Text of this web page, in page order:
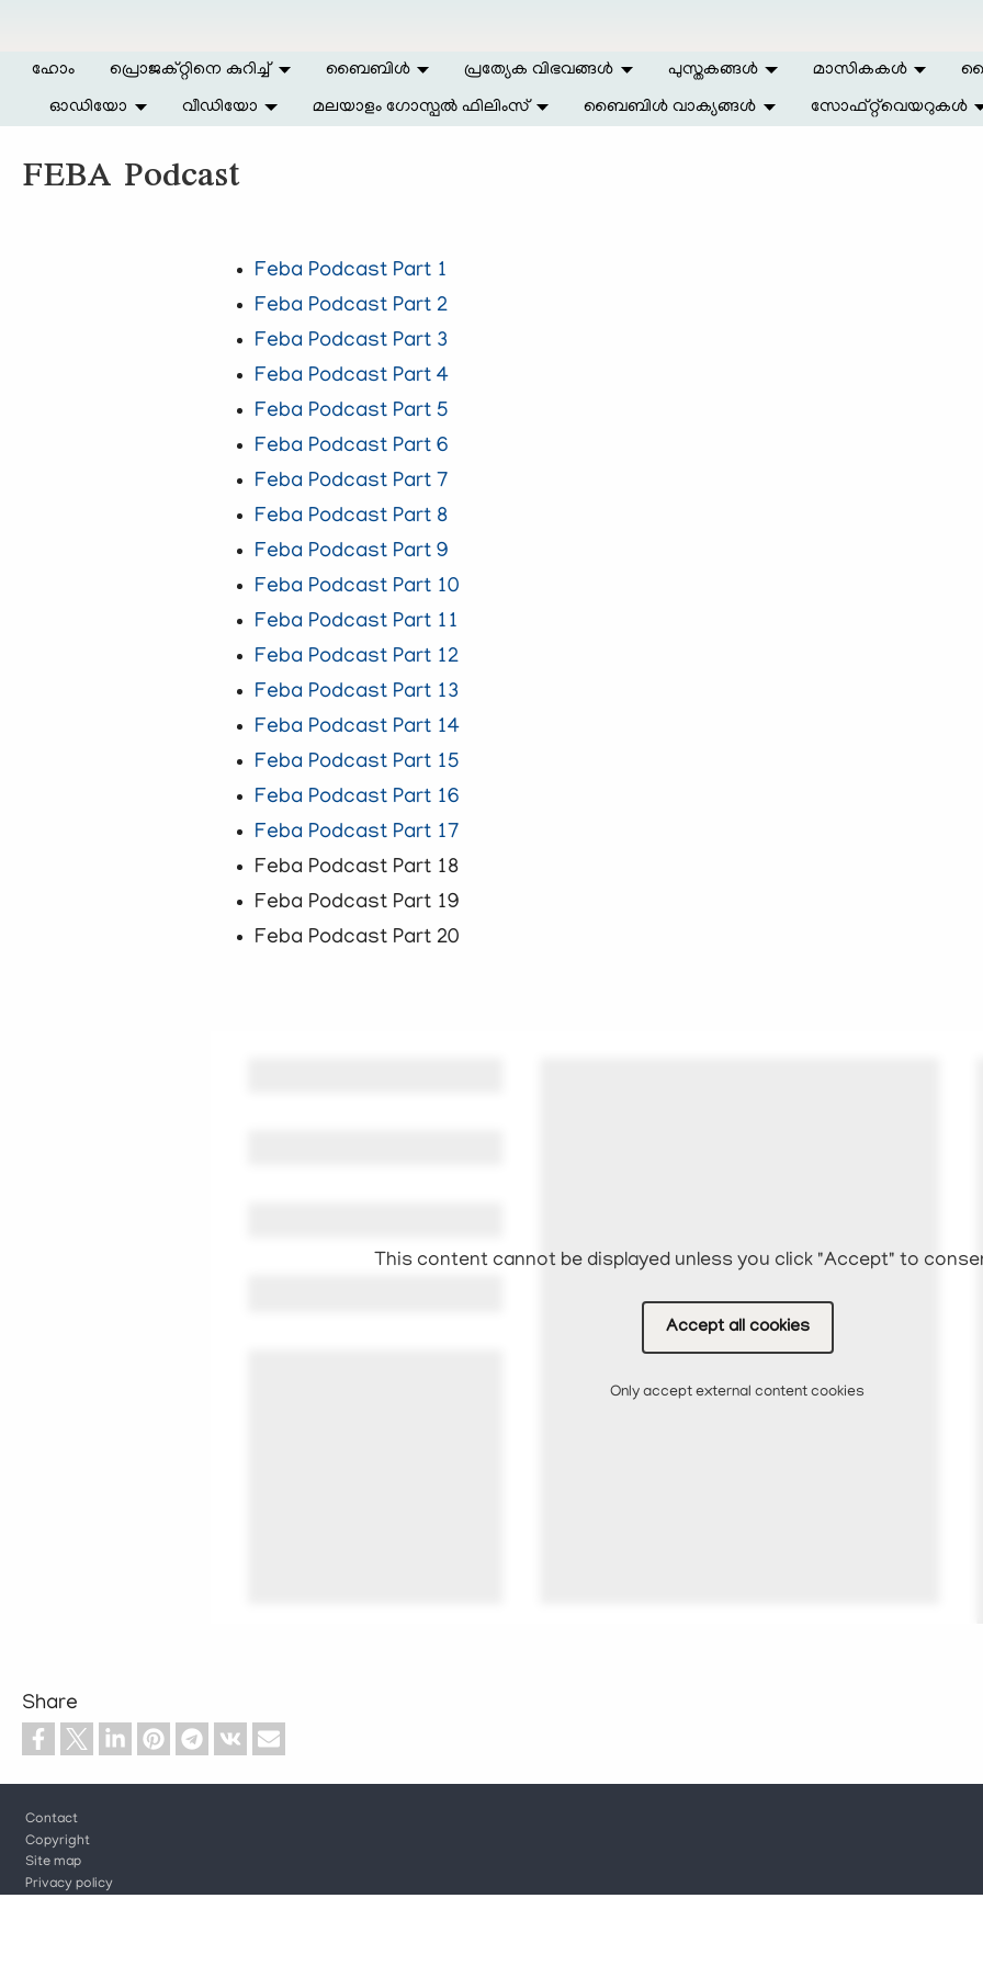
ഹോം പ്രൊജക്റ്റിനെ കുറിച്ച് ബൈബിള്‍ പ്രത്യേക വിഭവങ്ങള്‍ പുസ്തകങ്ങള്‍ മാസികകള്‍
ഓഡിയോ
വീഡിയോ മലയാളം ഗോസ്പൽ ഫിലിംസ് ബൈബിള്‍ വാക്യങ്ങള്‍ സോഫ്റ്റ്‌വെയറുകള്‍
FEBA Podcast
Feba Podcast Part 1
Feba Podcast Part 2
Feba Podcast Part 3
Feba Podcast Part 4
Feba Podcast Part 5
Feba Podcast Part 6
Feba Podcast Part 7
Feba Podcast Part 8
Feba Podcast Part 9
Feba Podcast Part 10
Feba Podcast Part 11
Feba Podcast Part 12
Feba Podcast Part 13
Feba Podcast Part 14
Feba Podcast Part 15
Feba Podcast Part 16
Feba Podcast Part 17
Feba Podcast Part 18
Feba Podcast Part 19
Feba Podcast Part 20
This content cannot be displayed unless you click "Accept" to
Accept all cookies
Only accept external content cookies
Share
Contact
Copyright
Site map
Privacy policy